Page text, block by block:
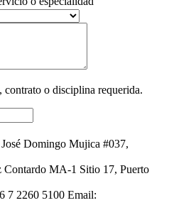
contrato o disciplina requerida.
Domingo Mujica #037,
Contardo MA-1 Sitio 17, Puerto
7 2260 5100 Email: